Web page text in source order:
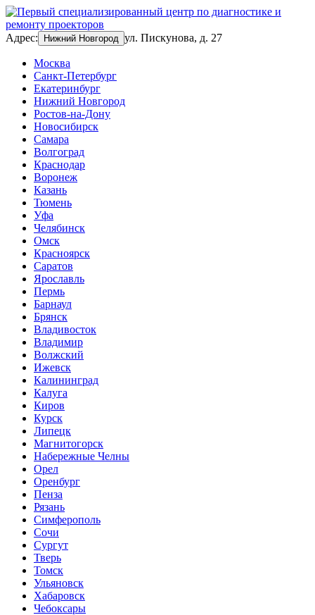
Адрес: Нижний Новгород ул. Пискунова, д. 27
Москва
Санкт-Петербург
Екатеринбург
Нижний Новгород
Ростов-на-Дону
Новосибирск
Самара
Волгоград
Краснодар
Воронеж
Казань
Тюмень
Уфа
Челябинск
Омск
Красноярск
Саратов
Ярославль
Пермь
Барнаул
Брянск
Владивосток
Владимир
Волжский
Ижевск
Калининград
Калуга
Киров
Курск
Липецк
Магнитогорск
Набережные Челны
Орел
Оренбург
Пенза
Рязань
Симферополь
Сочи
Сургут
Тверь
Томск
Ульяновск
Хабаровск
Чебоксары